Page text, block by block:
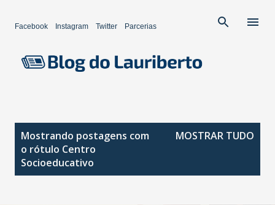
Facebook Instagram Twitter Parcerias
Mostrando postagens com
o rótulo Centro
Socioeducativo
MOSTRAR TUDO